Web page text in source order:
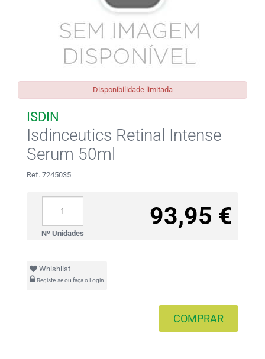
Disponibilidade limitada
ISDIN
Isdinceutics Retinal Intense
Serum 50ml
Ref. 7245035
93,95 €
Nº Unidades
Whishlist
Registe-se ou faça o Login
COMPRAR